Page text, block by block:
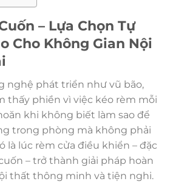
– Lựa Chọn Tự
Cho Không Gian Nội
nghệ phát triển như vũ bão,
thấy phiền vì việc kéo rèm mỗi
khi không biết làm sao để
trong phòng mà không phải
là lúc rèm cửa điều khiển – đặc
– trở thành giải pháp hoàn
thất thông minh và tiện nghi.